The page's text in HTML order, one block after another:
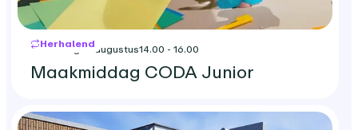
Herhalend
woensdag 12 augustus14.00 - 16.00
Maakmiddag CODA Junior